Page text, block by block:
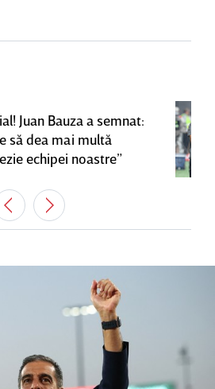
Juan Bauza a semnat:
să dea mai multă
echipei noastre”